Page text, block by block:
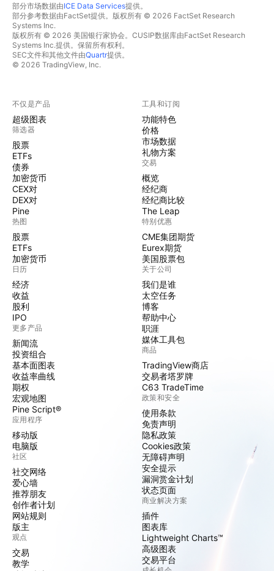
部分市场数据由ICE Data Services提供。
部分参考数据由FactSet提供。版权所有 © 2026 FactSet Research
Systems Inc.
版权所有 © 2026 美国银行家协会。CUSIP数据库由FactSet Research
Systems Inc.提供。保留所有权利。
SEC文件和其他文件由Quartr提供。
© 2026 TradingView, Inc.
不仅是产品
超级图表
筛选器
股票
ETFs
债券
加密货币
CEX对
DEX对
Pine
热图
股票
ETFs
加密货币
日历
经济
收益
股利
IPO
更多产品
新闻流
投资组合
基本面图表
收益率曲线
期权
宏观地图
Pine Script®
应用程序
移动版
电脑版
社区
社交网络
爱心墙
推荐朋友
创作者计划
网站规则
版主
观点
交易
教学
工具和订阅
功能特色
价格
市场数据
礼物方案
交易
概览
经纪商
经纪商比较
The Leap
特别优惠
CME集团期货
Eurex期货
美国股票包
关于公司
我们是谁
太空任务
博客
帮助中心
职涯
媒体工具包
商品
TradingView商店
交易者塔罗牌
C63 TradeTime
政策和安全
使用条款
免责声明
隐私政策
Cookies政策
无障碍声明
安全提示
漏洞赏金计划
状态页面
商业解决方案
插件
图表库
Lightweight Charts™
高级图表
交易平台